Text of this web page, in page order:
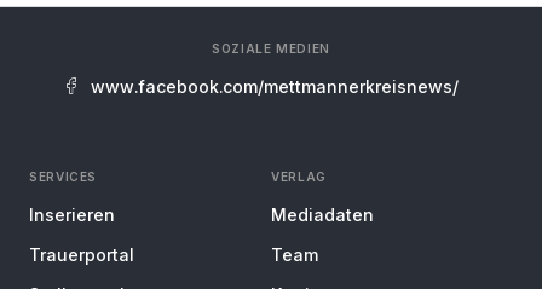
SOZIALE MEDIEN
www.facebook.com/mettmannerkreisnews/
SERVICES
Inserieren
Trauerportal
VERLAG
Mediadaten
Team